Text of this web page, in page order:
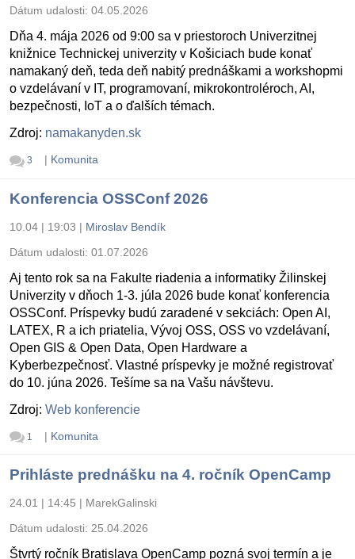
Dátum udalosti: 04.05.2026
Dňa 4. mája 2026 od 9:00 sa v priestoroch Univerzitnej
knižnice Technickej univerzity v Košiciach bude konať
namakaný deň, teda deň nabitý prednáškami a workshopmi
o vzdelávaní v IT, programovaní, mikrokontroléroch, AI,
bezpečnosti, IoT a o ďalších témach.
Zdroj: namakanyden.sk
3 | Komunita
Konferencia OSSConf 2026
10.04 | 19:03 | Miroslav Bendík
Dátum udalosti: 01.07.2026
Aj tento rok sa na Fakulte riadenia a informatiky Žilinskej
Univerzity v dňoch 1-3. júla 2026 bude konať konferencia
OSSConf. Príspevky budú zaradené v sekciách: Open AI,
LATEX, R a ich priatelia, Vývoj OSS, OSS vo vzdelávaní,
Open GIS & Open Data, Open Hardware a
Kyberbezpečnosť. Vlastné príspevky je možné registrovať
do 10. júna 2026. Tešíme sa na Vašu návštevu.
Zdroj: Web konferencie
1 | Komunita
Prihláste prednášku na 4. ročník OpenCamp
24.01 | 14:45 | MarekGalinski
Dátum udalosti: 25.04.2026
Štvrtý ročník Bratislava OpenCamp pozná svoj termín a je